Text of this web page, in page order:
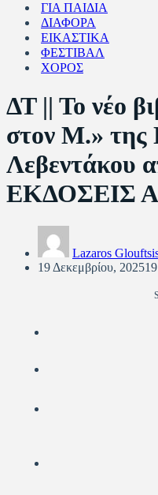
ΓΙΑ ΠΑΙΔΙΑ
ΔΙΑΦΟΡΑ
ΕΙΚΑΣΤΙΚΑ
ΦΕΣΤΙΒΑΛ
ΧΟΡΟΣ
ΔΤ || Το νέο
στον Μ.» της
Λεβεντάκου
ΕΚΔΟΣΕΙΣ
Lazaros
19 Δεκεμβρίου, 2025